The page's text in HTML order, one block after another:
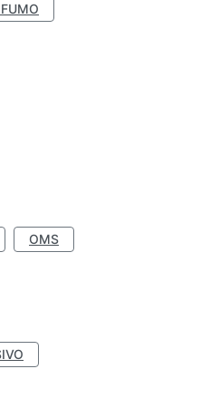
OMS